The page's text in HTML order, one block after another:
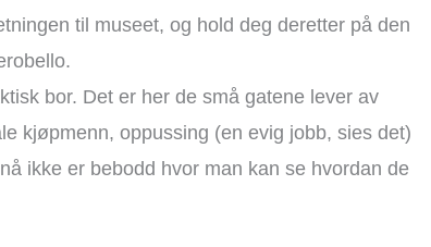
til museet, og hold deg deretter på den
bor. Det er her de små gatene lever av
kjøpmenn, oppussing (en evig jobb, sies det)
ikke er bebodd hvor man kan se hvordan de